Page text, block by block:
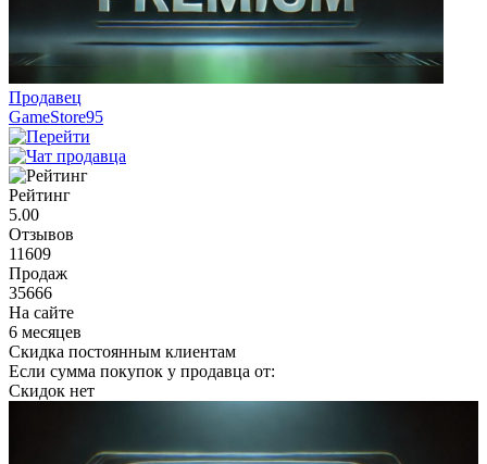
Продавец
GameStore95
Рейтинг
5.00
Отзывов
11609
Продаж
35666
На сайте
6 месяцев
Скидка постоянным клиентам
Если сумма покупок у продавца от:
Скидок нет